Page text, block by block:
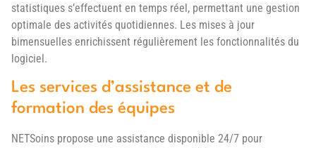
statistiques s’effectuent en temps réel, permettant une gestion
optimale des activités quotidiennes. Les mises à jour
bimensuelles enrichissent régulièrement les fonctionnalités du
logiciel.
Les services d’assistance et de
formation des équipes
NETSoins propose une assistance disponible 24/7 pour